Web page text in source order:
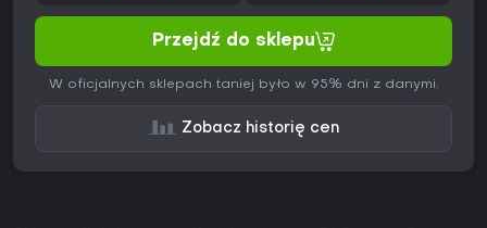
Przejdź do sklepu
W oficjalnych sklepach taniej było w 95% dni z danymi.
Zobacz historię cen